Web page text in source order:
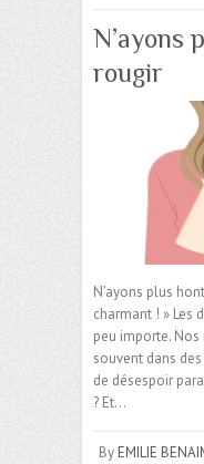
N’ayons
rougir
N’ayons plus
charmant ! » Les
peu importe.
souvent dans
de désespoir
? Et…
By EMILIE